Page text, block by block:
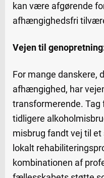
kan være afgørende
afhængighedsfri
Vejen til
For mange danskere,
afhængighed, har
transformerende. Tag
tidligere
misbrug fandt vej til
lokalt
kombinationen af